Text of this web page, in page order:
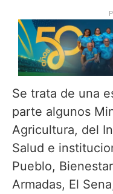
Se trata de una
parte algunos
Agricultura, del
Salud e
Pueblo,
Armadas, El